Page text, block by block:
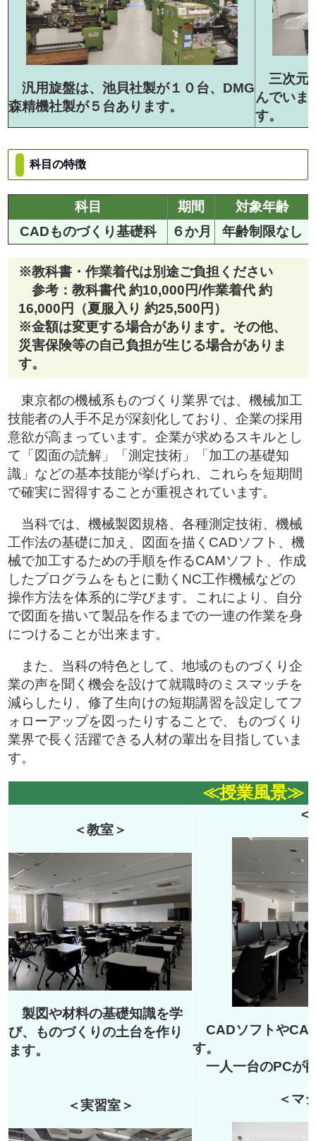
汎用旋盤は、池貝社製が１０台、DMG
森精機社製が５台あります。
三次元
んでいま
す。
科目の特徴
科目 期間 対象年齢
CADものづくり基礎科
６か月 年齢制限なし
※教科書・作業着代は別途ご負担ください
参考：教科書代 約10,000円/作業着代 約
16,000円（夏服入り 約25,500円）
※金額は変更する場合があります。その他、
災害保険等の自己負担が生じる場合がありま
す。
東京都の機械系ものづくり業界では、機械加工
技能者の人手不足が深刻化しており、企業の採用
意欲が高まっています。企業が求めるスキルとし
て「図面の読解」「測定技術」「加工の基礎知
識」などの基本技能が挙げられ、これらを短期間
で確実に習得することが重視されています。
当科では、機械製図規格、各種測定技術、機械
工作法の基礎に加え、図面を描くCADソフト、機
械で加工するための手順を作るCAMソフト、作成
したプログラムをもとに動くNC工作機械などの
操作方法を体系的に学びます。これにより、自分
で図面を描いて製品を作るまでの一連の作業を身
につけることが出来ます。
また、当科の特色として、地域のものづくり企
業の声を聞く機会を設けて就職時のミスマッチを
減らしたり、修了生向けの短期講習を設定してフ
ォローアップを図ったりすることで、ものづくり
業界で長く活躍できる人材の輩出を目指していま
す。
≪授業風景≫
＜教室＞
製図や材料の基礎知識を学
び、ものづくりの土台を作り
ます。
<
CADソフトや
す。
一人一台のPCが
＜実習室＞ ＜マ